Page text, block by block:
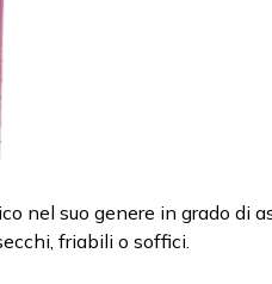
nel suo genere in grado di
friabili o soffici.